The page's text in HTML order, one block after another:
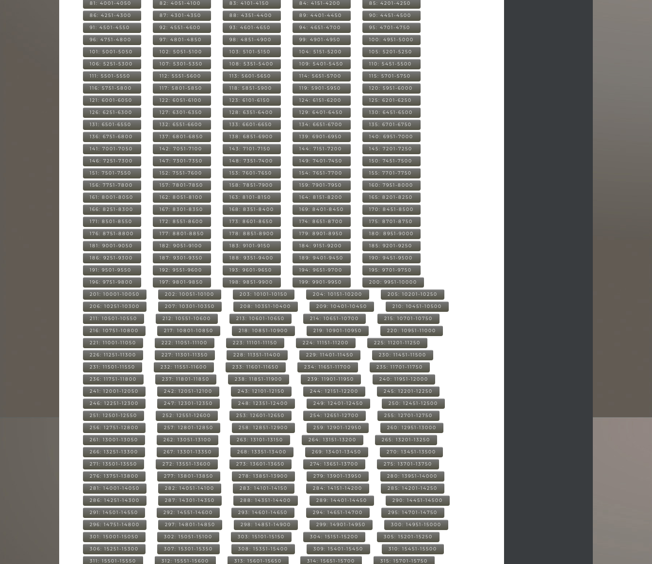
81: 4001-4050 82: 4051-4100 83: 4101-4150 84: 4151-4200 85: 4201-4250
86: 4251-4300 87: 4301-4350 88: 4351-4400 89: 4401-4450 90: 4451-4500
91: 4501-4550 92: 4551-4600 93: 4601-4650 94: 4651-4700 95: 4701-4750
96: 4751-4800 97: 4801-4850 98: 4851-4900 99: 4901-4950 100: 4951-5000
101: 5001-5050 102: 5051-5100 103: 5101-5150 104: 5151-5200 105: 5201-5250
106: 5251-5300 107: 5301-5350 108: 5351-5400 109: 5401-5450 110: 5451-5500
111: 5501-5550 112: 5551-5600 113: 5601-5650 114: 5651-5700 115: 5701-5750
116: 5751-5800 117: 5801-5850 118: 5851-5900 119: 5901-5950 120: 5951-6000
121: 6001-6050 122: 6051-6100 123: 6101-6150 124: 6151-6200 125: 6201-6250
126: 6251-6300 127: 6301-6350 128: 6351-6400 129: 6401-6450 130: 6451-6500
131: 6501-6550 132: 6551-6600 133: 6601-6650 134: 6651-6700 135: 6701-6750
136: 6751-6800 137: 6801-6850 138: 6851-6900 139: 6901-6950 140: 6951-7000
141: 7001-7050 142: 7051-7100 143: 7101-7150 144: 7151-7200 145: 7201-7250
146: 7251-7300 147: 7301-7350 148: 7351-7400 149: 7401-7450 150: 7451-7500
151: 7501-7550 152: 7551-7600 153: 7601-7650 154: 7651-7700 155: 7701-7750
156: 7751-7800 157: 7801-7850 158: 7851-7900 159: 7901-7950 160: 7951-8000
161: 8001-8050 162: 8051-8100 163: 8101-8150 164: 8151-8200 165: 8201-8250
166: 8251-8300 167: 8301-8350 168: 8351-8400 169: 8401-8450 170: 8451-8500
171: 8501-8550 172: 8551-8600 173: 8601-8650 174: 8651-8700 175: 8701-8750
176: 8751-8800 177: 8801-8850 178: 8851-8900 179: 8901-8950 180: 8951-9000
181: 9001-9050 182: 9051-9100 183: 9101-9150 184: 9151-9200 185: 9201-9250
186: 9251-9300 187: 9301-9350 188: 9351-9400 189: 9401-9450 190: 9451-9500
191: 9501-9550 192: 9551-9600 193: 9601-9650 194: 9651-9700 195: 9701-9750
196: 9751-9800 197: 9801-9850 198: 9851-9900 199: 9901-9950 200: 9951-10000
201: 10001-10050 202: 10051-10100 203: 10101-10150 204: 10151-10200 205: 10201-10250
206: 10251-10300 207: 10301-10350 208: 10351-10400 209: 10401-10450 210: 10451-10500
211: 10501-10550 212: 10551-10600 213: 10601-10650 214: 10651-10700 215: 10701-10750
216: 10751-10800 217: 10801-10850 218: 10851-10900 219: 10901-10950 220: 10951-11000
221: 11001-11050 222: 11051-11100 223: 11101-11150 224: 11151-11200 225: 11201-11250
226: 11251-11300 227: 11301-11350 228: 11351-11400 229: 11401-11450 230: 11451-11500
231: 11501-11550 232: 11551-11600 233: 11601-11650 234: 11651-11700 235: 11701-11750
236: 11751-11800 237: 11801-11850 238: 11851-11900 239: 11901-11950 240: 11951-12000
241: 12001-12050 242: 12051-12100 243: 12101-12150 244: 12151-12200 245: 12201-12250
246: 12251-12300 247: 12301-12350 248: 12351-12400 249: 12401-12450 250: 12451-12500
251: 12501-12550 252: 12551-12600 253: 12601-12650 254: 12651-12700 255: 12701-12750
256: 12751-12800 257: 12801-12850 258: 12851-12900 259: 12901-12950 260: 12951-13000
261: 13001-13050 262: 13051-13100 263: 13101-13150 264: 13151-13200 265: 13201-13250
266: 13251-13300 267: 13301-13350 268: 13351-13400 269: 13401-13450 270: 13451-13500
271: 13501-13550 272: 13551-13600 273: 13601-13650 274: 13651-13700 275: 13701-13750
276: 13751-13800 277: 13801-13850 278: 13851-13900 279: 13901-13950 280: 13951-14000
281: 14001-14050 282: 14051-14100 283: 14101-14150 284: 14151-14200 285: 14201-14250
286: 14251-14300 287: 14301-14350 288: 14351-14400 289: 14401-14450 290: 14451-14500
291: 14501-14550 292: 14551-14600 293: 14601-14650 294: 14651-14700 295: 14701-14750
296: 14751-14800 297: 14801-14850 298: 14851-14900 299: 14901-14950 300: 14951-15000
301: 15001-15050 302: 15051-15100 303: 15101-15150 304: 15151-15200 305: 15201-15250
306: 15251-15300 307: 15301-15350 308: 15351-15400 309: 15401-15450 310: 15451-15500
311: 15501-15550 312: 15551-15600 313: 15601-15650 314: 15651-15700 315: 15701-15750